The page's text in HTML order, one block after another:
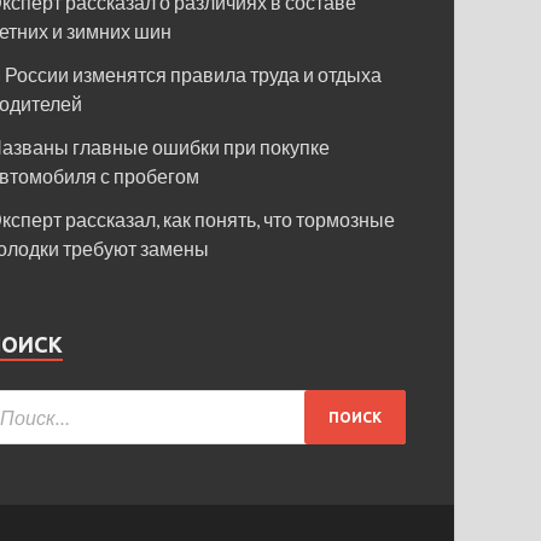
и зимних шин
России изменятся правила труда и отдыха
главные ошибки при покупке
с пробегом
рассказал, как понять, что тормозные
требуют замены